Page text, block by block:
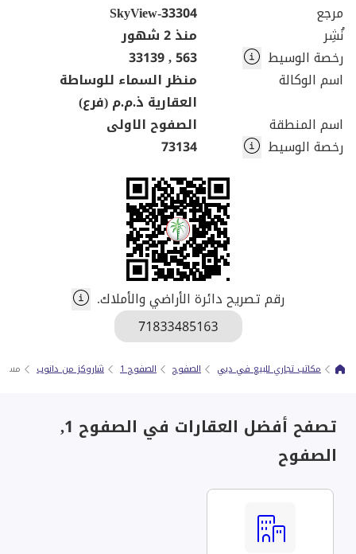
مرجع
SkyView-33304
نُشِر
منذ 2 شهور
رخصة الوسيط
563 , 33139
اسم الوكالة
منظر السماء للوساطة
العقارية ذ.م.م (فرع)
اسم المنطقة
الصفوح الاولى
رخصة الوسيط
73134
رقم تصريح دائرة الأراضي والأملاك.
مكاتب تجاري للبيع في دبي الصفوح الصفوح 1 شاروكز من دانوب
تصفح أفضل العقارات في الصفوح 1,
الصفوح